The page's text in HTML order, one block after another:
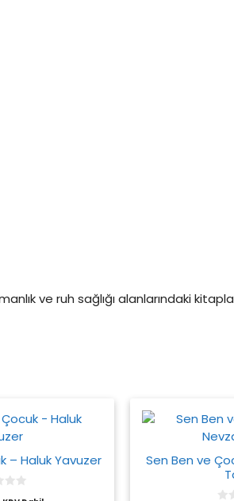
ve ruh sağlığı alanlarındaki
– Haluk Yavuzer
Sen Ben ve